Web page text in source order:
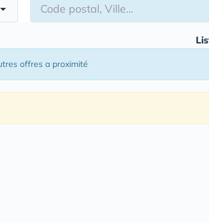
offres a proximité